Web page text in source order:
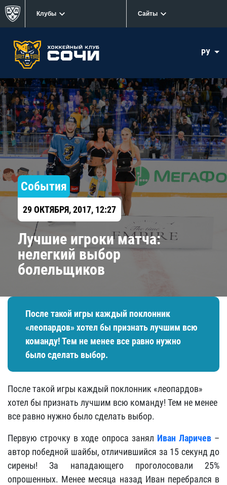
Клубы Сайты
РУ
События
29 ОКТЯБРЯ, 2017, 12:27
Лучшие игроки матча:
нелегкий выбор
болельщиков
После такой игры каждый поклонник
«леопардов» хотел бы признать лучшим всю
команду! Тем не менее все равно нужно
было сделать выбор.
После такой игры каждый поклонник «леопардов»
хотел бы признать лучшим всю команду! Тем не менее
все равно нужно было сделать выбор.
Первую строчку в ходе опроса занял Иван Ларичев–
автор победной шайбы, отличившийся за 15 секунд до
сирены! За нападающего проголосовали 25%
опрошенных. Менее месяца назад Иван перебрался в